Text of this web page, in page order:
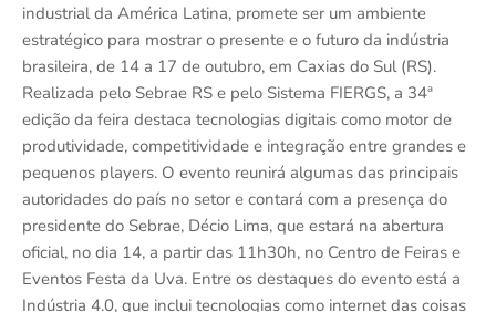
industrial da América Latina, promete ser um ambiente
estratégico para mostrar o presente e o futuro da indústria
brasileira, de 14 a 17 de outubro, em Caxias do Sul (RS).
Realizada pelo Sebrae RS e pelo Sistema FIERGS, a 34ª
edição da feira destaca tecnologias digitais como motor de
produtividade, competitividade e integração entre grandes e
pequenos players. O evento reunirá algumas das principais
autoridades do país no setor e contará com a presença do
presidente do Sebrae, Décio Lima, que estará na abertura
oficial, no dia 14, a partir das 11h30h, no Centro de Feiras e
Eventos Festa da Uva. Entre os destaques do evento está a
Indústria 4.0, que inclui tecnologias como internet das coisas